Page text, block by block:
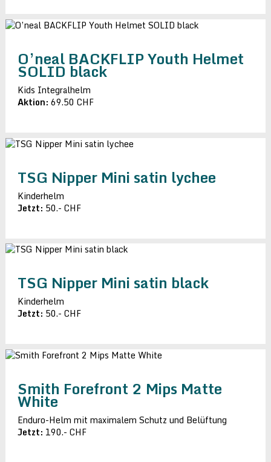
O’neal BACKFLIP Youth Helmet
SOLID black
Kids Integralhelm
Aktion: 69.50 CHF
TSG Nipper Mini satin lychee
Kinderhelm
Jetzt: 50.- CHF
TSG Nipper Mini satin black
Kinderhelm
Jetzt: 50.- CHF
Smith Forefront 2 Mips Matte
White
Enduro-Helm mit maximalem Schutz und Belüftung
Jetzt: 190.- CHF